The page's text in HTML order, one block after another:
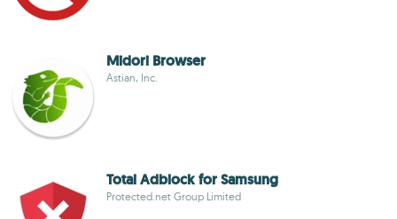
Midori Browser
Astian, Inc.
Total Adblock for Samsung
Protected.net Group Limited